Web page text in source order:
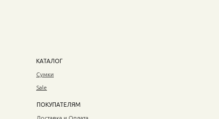
ПОКУПАТЕЛЯМ
КАТАЛОГ
Сумки
Sale